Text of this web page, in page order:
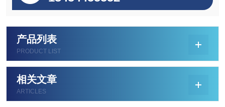
产品列表
PRODUCT LIST
相关文章
ARTICLES